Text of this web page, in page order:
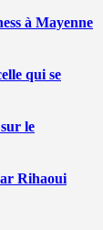
à Mayenne
qui se
le
Rihaoui